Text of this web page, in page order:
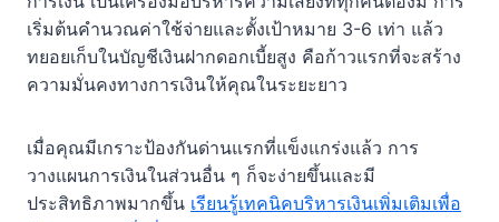
เริ่มต้นคำนวณค่าใช้จ่ายและตั้งเป้าหมาย 3-6 เท่า แล้ว
ทยอยเก็บในบัญชีเงินฝากดอกเบี้ยสูง คือก้าวแรกที่จะสร้าง
ความมั่นคงทางการเงินให้คุณในระยะยาว
เมื่อคุณมีเกราะป้องกันด่านแรกที่แข็งแกร่งแล้ว การ
วางแผนการเงินในส่วนอื่น ๆ ก็จะง่ายขึ้นและมี
ประสิทธิภาพมากขึ้น เรียนรู้เทคนิคบริหารเงินเพิ่มเติมเพื่อ